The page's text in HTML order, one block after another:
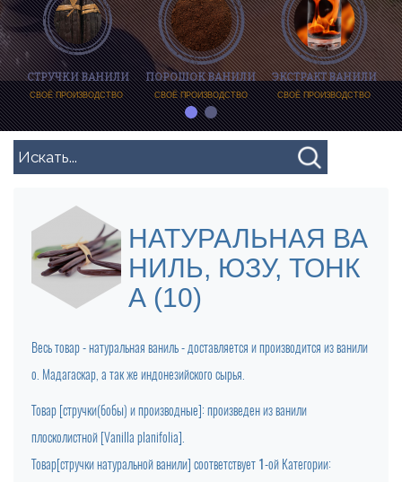
СВОЁ ПРОИЗВОДСТВО СВОЁ ПРОИЗВОДСТВО
ПОРОШОК ВАНИЛИ
СВОЁ ПРОИЗВОДСТВО
СТРУЧКИ ВАНИЛИ ЭКСТРАКТ ВАНИЛИ
НАТУРАЛЬНАЯ ВА
НИЛЬ, ЮЗУ, ТОНК
А (10)
Весь товар - натуральная ваниль - доставляется и производится из ванили
о. Мадагаскар, а так же индонезийского сырья.
Товар [стручки(бобы) и производные]: произведен из ванили
плосколистной [Vanilla planifolia].
Товар[стручки натуральной ванили] соответствует 1 -ой Категории: